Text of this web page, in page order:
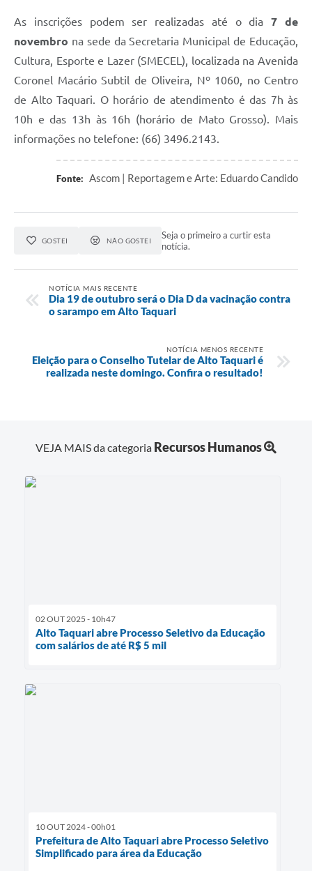
As inscrições podem ser realizadas até o dia7 de
novembro na sede da Secretaria Municipal de Educação,
Cultura, Esporte e Lazer (SMECEL), localizada na Avenida
Coronel Macário Subtil de Oliveira, Nº 1060, no Centro
de Alto Taquari. O horário de atendimento é das 7h às
10h e das 13h às 16h (horário de Mato Grosso). Mais
informações no telefone: (66) 3496.2143.
Fonte: Ascom | Reportagem e Arte: Eduardo Candido
GOSTEI NÃO GOSTEI
Seja o primeiro a curtir esta
notícia.
NOTÍCIA MAIS RECENTE
Dia 19 de outubro será o Dia D da vacinação contra
o sarampo em Alto Taquari
NOTÍCIA MENOS RECENTE
Eleição para o Conselho Tutelar de Alto Taquari é
realizada neste domingo. Confira o resultado!
VEJA MAIS da categoria Recursos Humanos
02 OUT 2025 - 10h47
Alto Taquari abre Processo Seletivo da Educação
com salários de até R$ 5 mil
10 OUT 2024 - 00h01
Prefeitura de Alto Taquari abre Processo Seletivo
Simplificado para área da Educação